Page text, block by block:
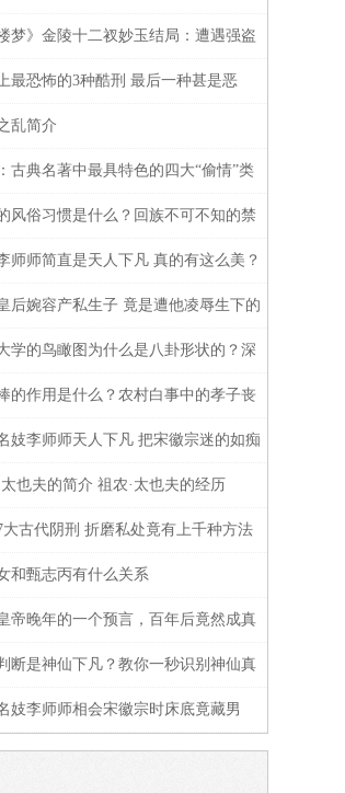
梦》金陵十二衩妙玉结局：遭遇强盗
终被卖入青楼
最恐怖的3种酷刑 最后一种甚是恶
乱简介
古典名著中最具特色的四大“偷情”类
风俗习惯是什么？回族不可不知的禁
师师简直是天人下凡 真的有这么美？
后婉容产私生子 竟是遭他凌辱生下的
学的鸟瞰图为什么是八卦形状的？深
异事件！
的作用是什么？农村白事中的孝子丧
妓李师师天人下凡 把宋徽宗迷的如痴
也夫的简介 祖农·太也夫的经历
大古代阴刑 折磨私处竟有上千种方法
和甄志丙有什么关系
帝晚年的一个预言，百年后竟然成真
断是神仙下凡？教你一秒识别神仙真
妓李师师相会宋徽宗时床底竟藏男